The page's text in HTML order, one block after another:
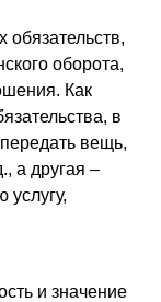
оборота,
Как
в
вещь,
а другая –
услугу,
и значение